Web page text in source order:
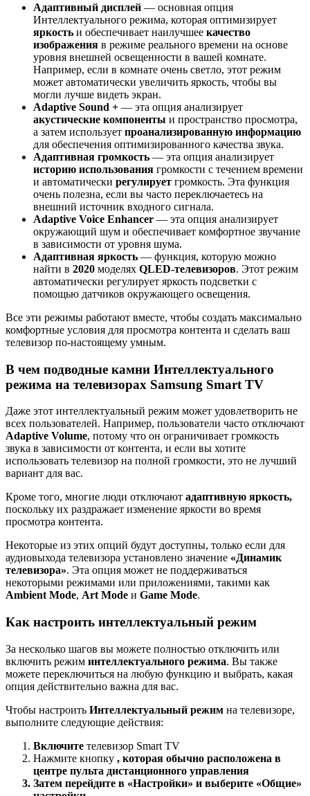
Адаптивный дисплей — основная опция
Интеллектуального режима, которая оптимизирует
яркость и обеспечивает наилучшее качество
изображения в режиме реального времени на основе
уровня внешней освещенности в вашей комнате.
Например, если в комнате очень светло, этот режим
может автоматически увеличить яркость, чтобы вы
могли лучше видеть экран.
Adaptive Sound + — эта опция анализирует
акустические компоненты и пространство просмотра,
а затем использует проанализированную информацию
для обеспечения оптимизированного качества звука.
Адаптивная громкость — эта опция анализирует
историю использования громкости с течением времени
и автоматически регулирует громкость. Эта функция
очень полезна, если вы часто переключаетесь на
внешний источник входного сигнала.
Adaptive Voice Enhancer — эта опция анализирует
окружающий шум и обеспечивает комфортное звучание
в зависимости от уровня шума.
Адаптивная яркость — функция, которую можно
найти в 2020 моделях QLED-телевизоров. Этот режим
автоматически регулирует яркость подсветки с
помощью датчиков окружающего освещения.
Все эти режимы работают вместе, чтобы создать максимально
комфортные условия для просмотра контента и сделать ваш
телевизор по-настоящему умным.
В чем подводные камни Интеллектуального
режима на телевизорах Samsung Smart TV
Даже этот интеллектуальный режим может удовлетворить не
всех пользователей. Например, пользователи часто отключают
Adaptive Volume, потому что он ограничивает громкость
звука в зависимости от контента, и если вы хотите
использовать телевизор на полной громкости, это не лучший
вариант для вас.
Кроме того, многие люди отключают адаптивную яркость,
поскольку их раздражает изменение яркости во время
просмотра контента.
Некоторые из этих опций будут доступны, только если для
аудиовыхода телевизора установлено значение «Динамик
телевизора». Эта опция может не поддерживаться
некоторыми режимами или приложениями, такими как
Ambient Mode, Art Mode и Game Mode.
Как настроить интеллектуальный режим
За несколько шагов вы можете полностью отключить или
включить режим интеллектуального режима. Вы также
можете переключиться на любую функцию и выбрать, какая
опция действительно важна для вас.
Чтобы настроить Интеллектуальный режим на телевизоре,
выполните следующие действия:
Включите телевизор Smart TV
Нажмите кнопку , которая обычно расположена в
центре пульта дистанционного управления
Затем перейдите в «Настройки» и выберите «Общие»